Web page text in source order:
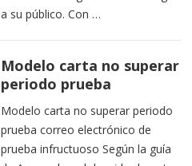
a su público. Con …
Modelo carta no superar
periodo prueba
Modelo carta no superar periodo
prueba correo electrónico de
prueba infructuoso Según la guía